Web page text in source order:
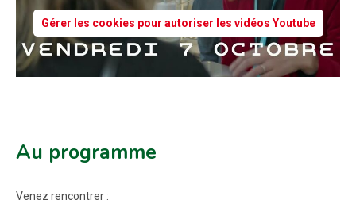
Gérer les cookies pour autoriser les vidéos Youtube
Au programme
Venez rencontrer :